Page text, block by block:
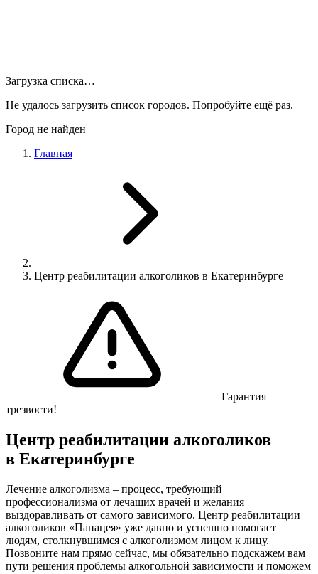
Загрузка списка…
Не удалось загрузить список городов. Попробуйте ещё раз.
Город не найден
Главная
Центр реабилитации алкоголиков в Екатеринбурге
Гарантия
трезвости!
Центр реабилитации алкоголиков
в Екатеринбурге
Лечение алкоголизма – процесс, требующий
профессионализма от лечащих врачей и желания
выздоравливать от самого зависимого. Центр реабилитации
алкоголиков «Панацея» уже давно и успешно помогает
людям, столкнувшимся с алкоголизмом лицом к лицу.
Позвоните нам прямо сейчас, мы обязательно подскажем вам
пути решения проблемы алкогольной зависимости и поможем